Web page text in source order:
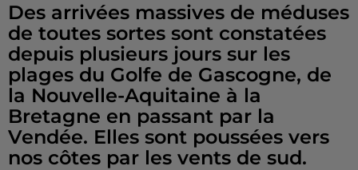
Des arrivées massives de méduses
de toutes sortes sont constatées
depuis plusieurs jours sur les
plages du Golfe de Gascogne, de
la Nouvelle-Aquitaine à la
Bretagne en passant par la
Vendée. Elles sont poussées vers
nos côtes par les vents de sud.